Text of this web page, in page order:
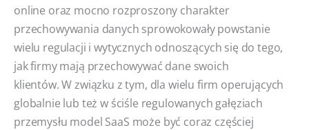
online oraz mocno rozproszony charakter
przechowywania danych sprowokowały powstanie
wielu regulacji i wytycznych odnoszących się do tego,
jak firmy mają przechowywać dane swoich
klientów. W związku z tym, dla wielu firm operujących
globalnie lub też w ściśle regulowanych gałęziach
przemysłu model SaaS może być coraz częściej